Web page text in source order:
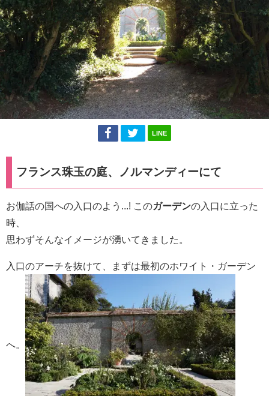
LINE
フランス珠玉の庭、ノルマンディーにて
お伽話の国への入口のよう...! このガーデンの入口に立った
時、
思わずそんなイメージが湧いてきました。
入口のアーチを抜けて、まずは最初のホワイト・ガーデン
へ。